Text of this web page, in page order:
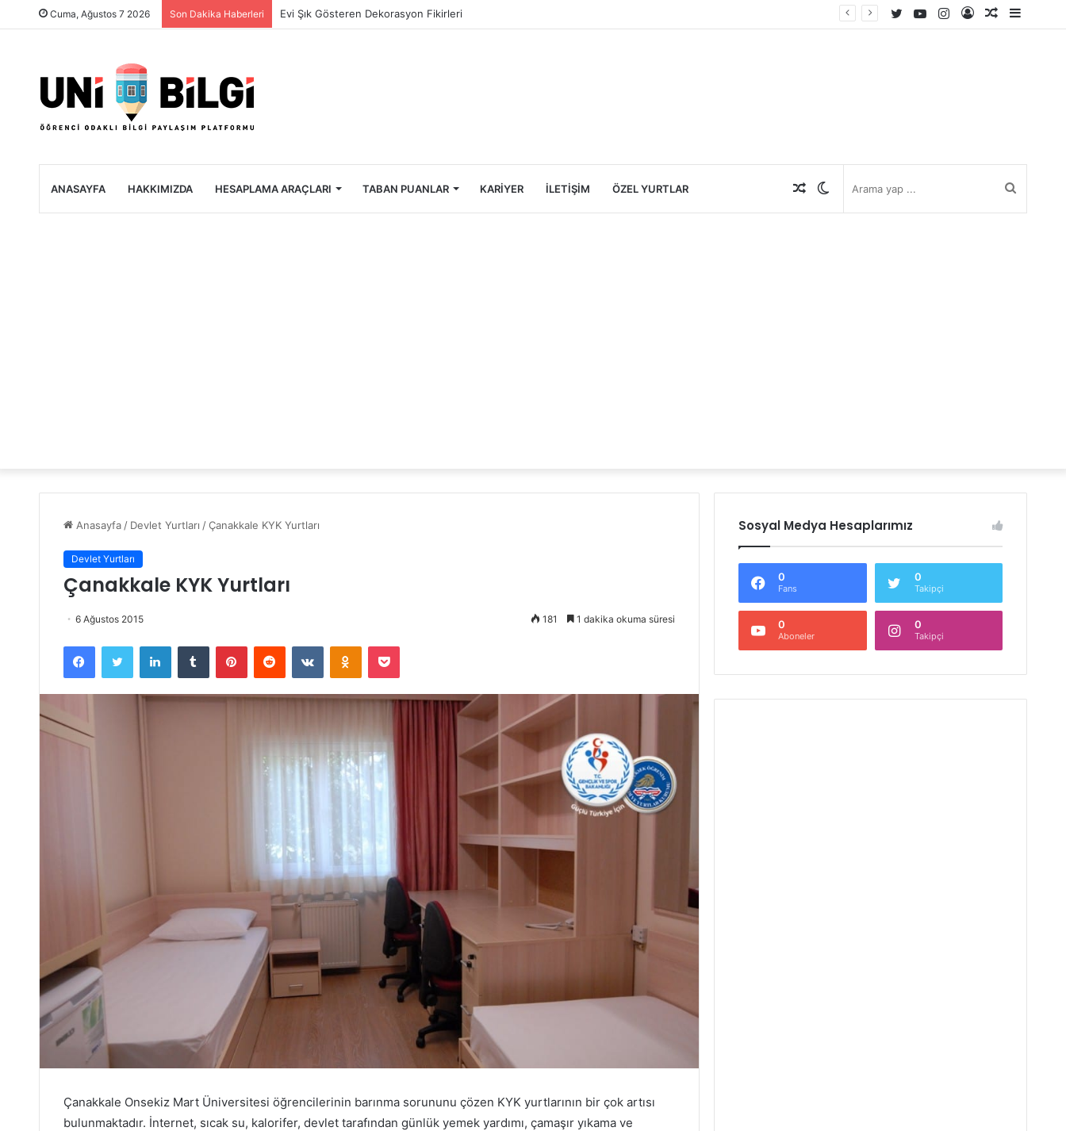
Cuma, Ağustos 7 2026 Son Dakika Haberleri Üniversite Öğrencileri İçin Ekonomik Tatil Rehberi
Rastgele
Kayıt
Instagram
YouTube
Twitter
ANASAYFA HAKKIMIZDA HESAPLAMA ARAÇLARI TABAN PUANLAR KARIYER İLETIŞIM ÖZEL YURTLAR Rastgele
Anasayfa / Devlet Yurtları / Çanakkale KYK Yurtları
Devlet Yurtları
Çanakkale KYK Yurtları
6 Ağustos 2015 181 1 dakika okuma süresi
Facebook Twitter LinkedIn Tumblr Pinterest Reddit VKontakte Odnoklassniki Pocket
Çanakkale Onsekiz Mart Üniversitesi öğrencilerinin barınma sorununu çözen KYK yurtlarının bir çok artısı
bulunmaktadır. İnternet, sıcak su, kalorifer, devlet tarafından günlük yemek yardımı, çamaşır yıkama ve
Sosyal Medya Hesaplarımız
0
Fans
0
Takipçi
0
Aboneler
0
Takipçi